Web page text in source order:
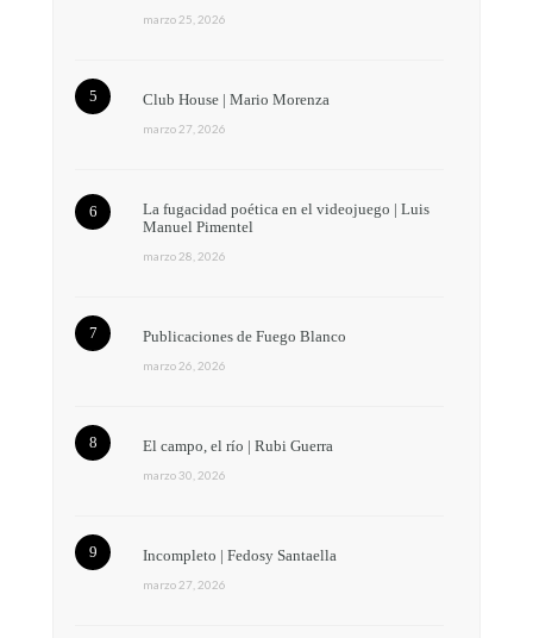
marzo 25, 2026
Club House | Mario Morenza
marzo 27, 2026
La fugacidad poética en el videojuego | Luis
Manuel Pimentel
marzo 28, 2026
Publicaciones de Fuego Blanco
marzo 26, 2026
El campo, el río | Rubi Guerra
marzo 30, 2026
Incompleto | Fedosy Santaella
marzo 27, 2026